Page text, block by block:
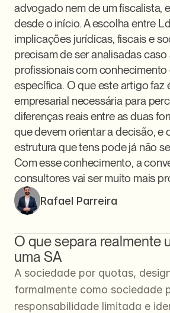
advogado nem de um fiscalista,
desde o início. A escolha entre
implicações jurídicas, fiscais e
precisam de ser analisadas
profissionais com
específica. O que este artigo faz
empresarial necessária para
diferenças reais entre as duas
que devem orientar a decisão, e
estrutura que tens pode já não
Com esse conhecimento, a
consultores vai ser muito mais
Rafael Parreira
O que separa realmente
uma SA
A sociedade por quotas,
formalmente como sociedade
responsabilidade limitada e